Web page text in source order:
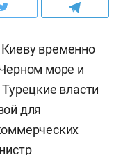
временно
море и
власти
для